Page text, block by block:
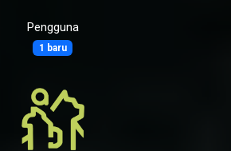
Pengguna
1 baru